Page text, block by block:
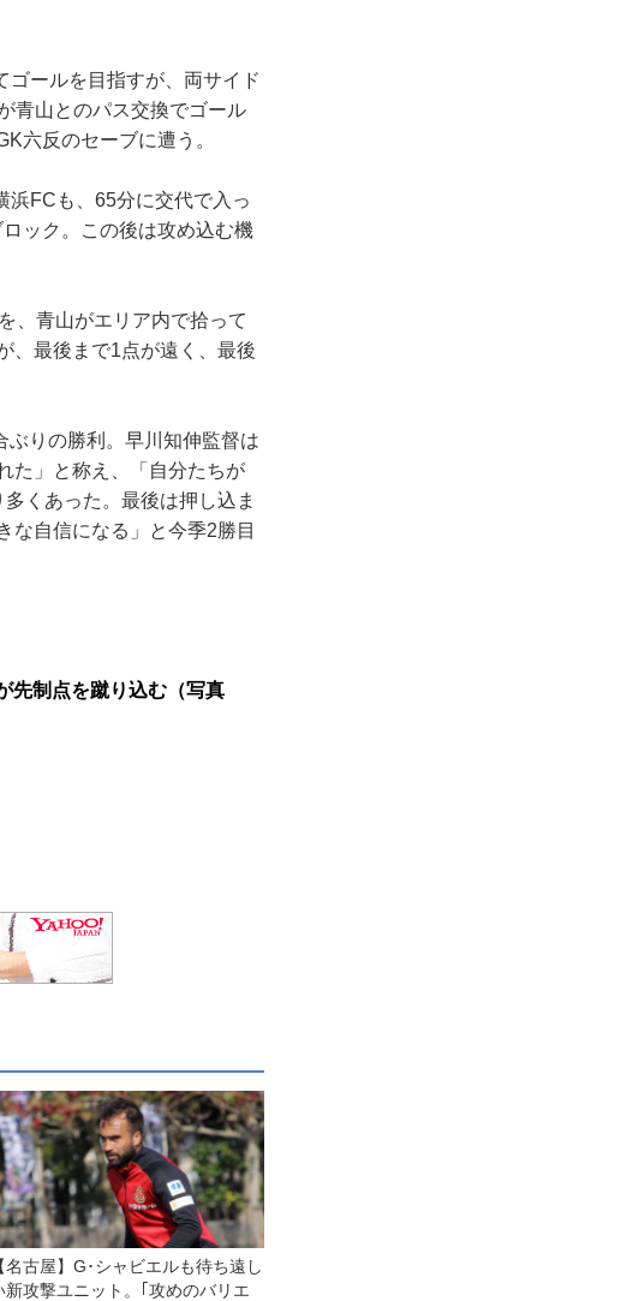
ールを目指すが、両サイド
青山とのパス交換でゴール
六反のセーブに遭う。
FCも、65分に交代で入っ
ック。この後は攻め込む機
、青山がエリア内で拾って
、最後まで1点が遠く、最後
りの勝利。早川知伸監督は
た」と称え、「自分たちが
くあった。最後は押し込ま
な自信になる」と今季2勝目
先制点を蹴り込む（写真
【名古屋】G･シャビエルも待ち遠し
新攻撃ユニット。｢攻めのバリエ